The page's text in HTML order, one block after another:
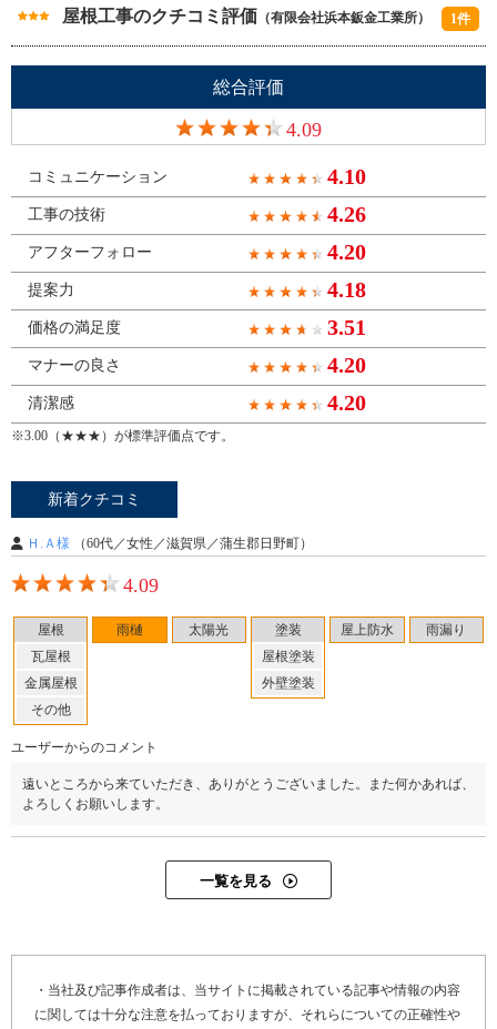
屋根工事のクチコミ評価 （有限会社浜本鈑金工業所） 1件
総合評価
4.09
コミュニケーション 4.10
工事の技術 4.26
アフターフォロー 4.20
提案力 4.18
価格の満足度 3.51
マナーの良さ 4.20
清潔感 4.20
※3.00（★★★）が標準評価点です。
新着クチコミ
Ｈ.Ａ様 （60代／女性／滋賀県／蒲生郡日野町）
4.09
屋根
瓦屋根
金属屋根
その他
雨樋 太陽光
塗装
屋根塗装
外壁塗装
屋上防水 雨漏り
ユーザーからのコメント
遠いところから来ていただき、ありがとうございました。また何かあれば、
よろしくお願いします。
一覧を見る
・当社及び記事作成者は、当サイトに掲載されている記事や情報の内容
に関しては十分な注意を払っておりますが、それらについての正確性や